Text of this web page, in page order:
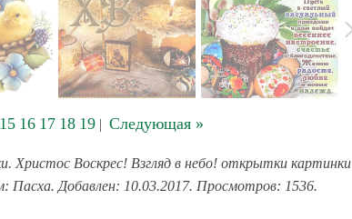
15 16 17 18 19| Следующая »
Воскрес! Взгляд в небо! открытки картинки
Пасха. Добавлен: 10.03.2017. Просмотров: 1536.